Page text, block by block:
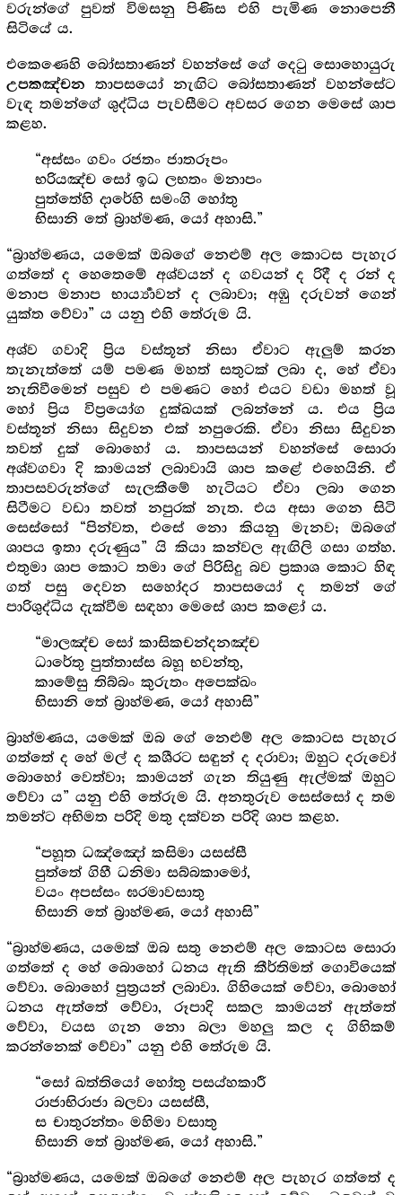
වරුන්ගේ පුවත් විමසනු පිණිස එහි පැමිණ නොපෙනී
සිටියේ ය.
එකෙණෙහි බෝසතාණන් වහන්සේ ගේ දෙටු සොහොයුරු
උපකඤ්චන තාපසයෝ නැඟිට බෝසතාණන් වහන්සේට
වැඳ තමන්ගේ ශුද්ධිය පැවසීමට අවසර ගෙන මෙසේ ශාප
කළහ.
“අස්සං ගවං රජතං ජාතරූපං
භරියඤ්ච සෝ ඉධ ලභතං මනාපං
පුත්තේහි දාරේහි සමංගි හෝතු
භිසානි තේ බ්‍රාහ්මණ, යෝ අහාසි.”
“බ්‍රාහ්මණය, යමෙක් ඔබගේ නෙළුම් අල කොටස පැහැර
ගත්තේ ද හෙතෙමේ අශ්වයන් ද ගවයන් ද රිදී ද රන් ද
මනාප මනාප භාර්‍ය්‍යාවන් ද ලබාවා; අඹු දරුවන් ගෙන්
යුක්ත වේවා” ය යනු එහි තේරුම යි.
අශ්ව ගවාදි ප්‍රිය වස්තූන් නිසා ඒවාට ඇලුම් කරන
තැනැත්තේ යම් පමණ මහත් සතුටක් ලබා ද, හේ ඒවා
නැතිවීමෙන් පසුව එ පමණට හෝ එයට වඩා මහත් වූ
හෝ ප්‍රිය විප්‍රයෝග දුක්ඛයක් ලබන්නේ ය. එය ප්‍රිය
වස්තූන් නිසා සිදුවන එක් නපුරෙකි. ඒවා නිසා සිදුවන
තවත් දුක් බොහෝ ය. තාපසයන් වහන්සේ සොරා
අශ්වගවා දි කාමයන් ලබාවායි ශාප කළේ එහෙයිනි. ඒ
තාපසවරුන්ගේ සැලකීමේ හැටියට ඒවා ලබා ගෙන
සිටීමට වඩා තවත් නපුරක් නැත. එය අසා ගෙන සිටි
සෙස්සෝ “පින්වත, එසේ නො කියනු මැනව; ඔබගේ
ශාපය ඉතා දරුණුය” යි කියා කන්වල ඇඟිලි ගසා ගත්හ.
එතුමා ශාප කොට තමා ගේ පිරිසිදු බව ප්‍ර‍කාශ කොට හිඳ
ගත් පසු දෙවන සහෝදර තාපසයෝ ද තමන් ගේ
පාරිශුද්ධිය දැක්වීම සඳහා මෙසේ ශාප කළෝ ය.
“මාලඤ්ච සෝ කාසිකචන්දනඤ්ච
ධාරේතු පුත්තාස්ස බහූ භවන්තු,
කාමේසු තිබ්බං කුරුතං අපෙක්ඛං
භිසානි තේ බ්‍රාහ්මණ, යෝ අහාසි”
බ්‍රාහ්මණය, යමෙක් ඔබ ගේ නෙළුම් අල කොටස පැහැර
ගත්තේ ද හේ මල් ද කශීරට සඳුන් ද දරාවා; ඔහුට දරුවෝ
බොහෝ වෙත්වා; කාමයන් ගැන තියුණු ඇල්මක් ඔහුට
වේවා ය” යනු එහි තේරුම යි. අනතුරුව සෙස්සෝ ද තම
තමන්ට අභිමත පරිදි මතු දක්වන පරිදි ශාප කළහ.
“පහූත ධඤ්ඤෝ කසිමා යසස්සී
පුත්තේ ගිහී ධනිමා සබ්බකාමෝ,
වයං අපස්සං ඝරමාවසාතු
භිසානි තේ බ්‍රාහ්මණ, යෝ අහාසි”
“බ්‍රාහ්මණය, යමෙක් ඔබ සතු නෙළුම් අල කොටස සොරා
ගත්තේ ද හේ බොහෝ ධනය ඇති කීර්තිමත් ගොවියෙක්
වේවා. බොහෝ පුත්‍ර‍යන් ලබාවා. ගිහියෙක් වේවා, බොහෝ
ධනය ඇත්තේ වේවා, රූපාදි සකල කාමයන් ඇත්තේ
වේවා, වයස ගැන නො බලා මහලු කල ද ගිහිකම්
කරන්නෙක් වේවා” යනු එහි තේරුම යි.
“සෝ ඛත්තියෝ හෝතු පසය්හකාරී
රාජාභිරාජා බලවා යසස්සී,
ස චාතුරන්තං මහිමා වසාතු
භිසානි තේ බ්‍රාහ්මණ, යෝ අහාසි.”
“බ්‍රාහ්මණය, යමෙක් ඔබගේ නෙළුම් අල පැහැර ගත්තේ ද